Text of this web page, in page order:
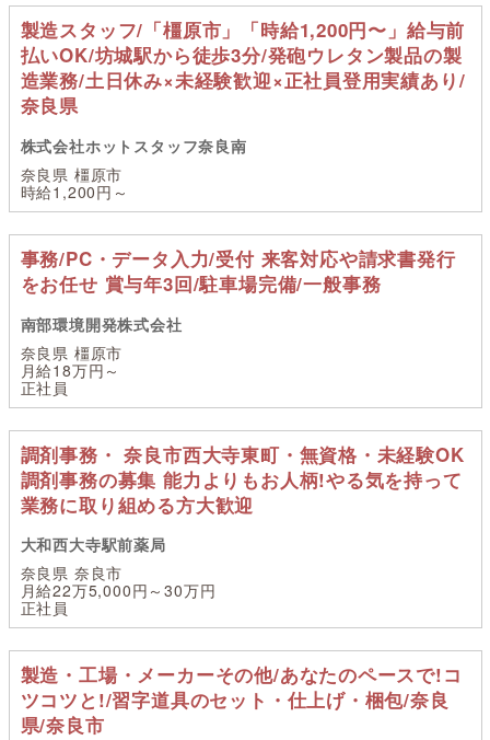
製造スタッフ/「橿原市」「時給1,200円〜」給与前
払いOK/坊城駅から徒歩3分/発砲ウレタン製品の製
造業務/土日休み×未経験歓迎×正社員登用実績あり/
奈良県
株式会社ホットスタッフ奈良南
奈良県 橿原市
時給1,200円～
事務/PC・データ入力/受付 来客対応や請求書発行
をお任せ 賞与年3回/駐車場完備/一般事務
南部環境開発株式会社
奈良県 橿原市
月給18万円～
正社員
調剤事務・ 奈良市西大寺東町・無資格・未経験OK
調剤事務の募集 能力よりもお人柄!やる気を持って
業務に取り組める方大歓迎
大和西大寺駅前薬局
奈良県 奈良市
月給22万5,000円～30万円
正社員
製造・工場・メーカーその他/あなたのペースで!コ
ツコツと!/習字道具のセット・仕上げ・梱包/奈良
県/奈良市